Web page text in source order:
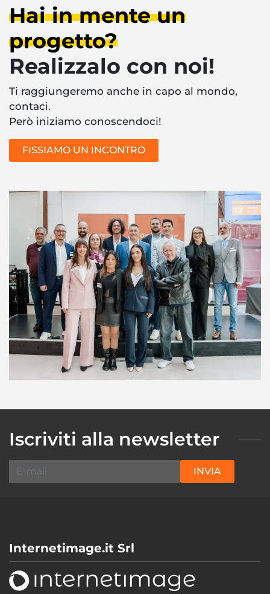
Hai in mente un
progetto?
Realizzalo con noi!
Ti raggiungeremo anche in capo al mondo,
contaci.
Però iniziamo conoscendoci!
FISSIAMO UN INCONTRO
Iscriviti alla newsletter
INVIA
Internetimage.it Srl